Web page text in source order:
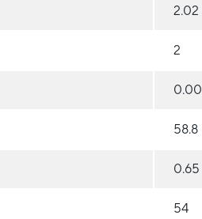
2.02
2
58.8
0.65
54